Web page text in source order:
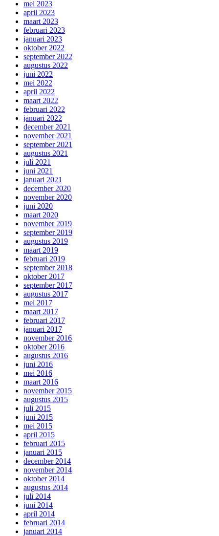
mei 2023
april 2023
maart 2023
februari 2023
januari 2023
oktober 2022
september 2022
augustus 2022
juni 2022
mei 2022
april 2022
maart 2022
februari 2022
januari 2022
december 2021
november 2021
september 2021
augustus 2021
juli 2021
juni 2021
januari 2021
december 2020
november 2020
juni 2020
maart 2020
november 2019
september 2019
augustus 2019
maart 2019
februari 2019
september 2018
oktober 2017
september 2017
augustus 2017
mei 2017
maart 2017
februari 2017
januari 2017
november 2016
oktober 2016
augustus 2016
juni 2016
mei 2016
maart 2016
november 2015
augustus 2015
juli 2015
juni 2015
mei 2015
april 2015
februari 2015
januari 2015
december 2014
november 2014
oktober 2014
augustus 2014
juli 2014
juni 2014
april 2014
februari 2014
januari 2014